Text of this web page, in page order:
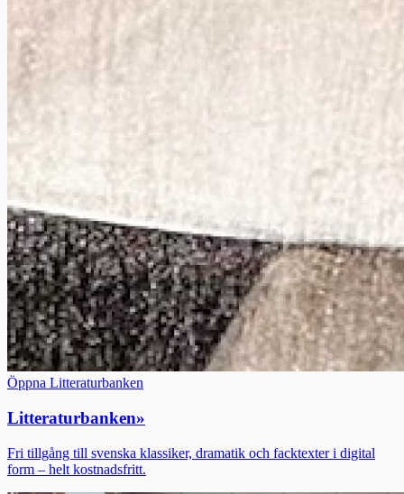
Öppna Litteraturbanken
Litteraturbanken»
Fri tillgång till svenska klassiker, dramatik och facktexter i digital
form – helt kostnadsfritt.